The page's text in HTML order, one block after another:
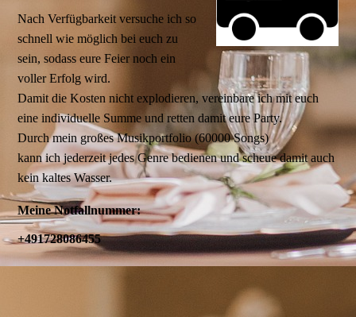
Nach Verfügbarkeit versuche ich so
schnell wie möglich bei euch zu
sein, sodass eure Feier noch ein
voller Erfolg wird.
Damit die Kosten nicht explodieren, vereinbare ich mit euch
eine individuelle Summe und retten damit eure Party.
Durch mein großes Musikportfolio (60000 Songs)
kann ich jederzeit jedes Genre bedienen und scheue damit auch
kein kaltes Wasser.
Meine Notfallnummer:
+491728086455